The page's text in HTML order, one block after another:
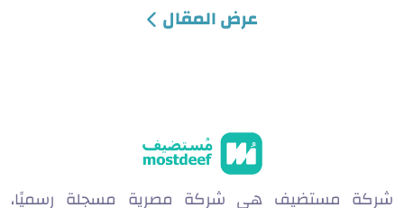
عرض المقال
شركة مستضيف هي شركة مصرية مسجلة رسميًا،